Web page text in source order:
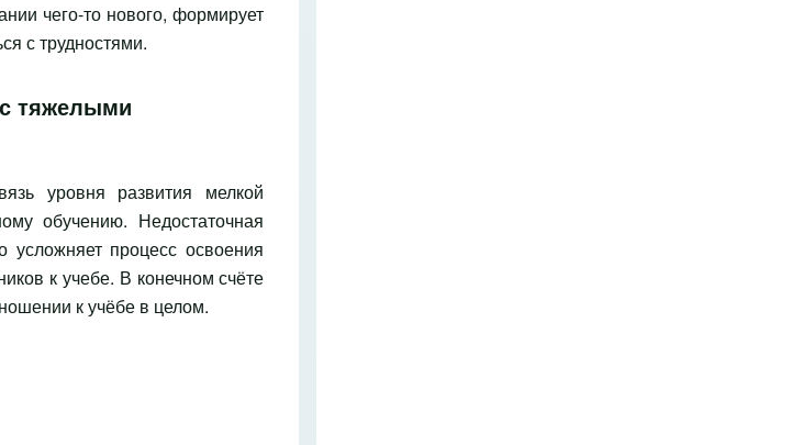
чего-то нового, формирует
с трудностями.
тяжелыми
уровня развития мелкой
обучению. Недостаточная
усложняет процесс освоения
к учебе. В конечном счёте
к учёбе в целом.